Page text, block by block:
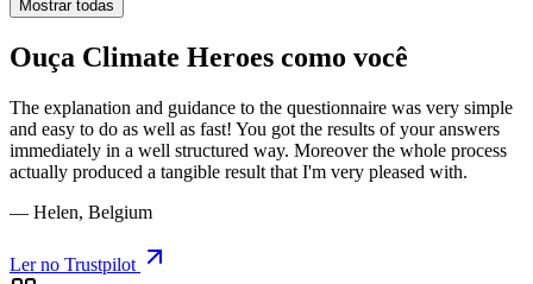
Mostrar todas
Ouça Climate Heroes como você
The explanation and guidance to the questionnaire was very simple
and easy to do as well as fast! You got the results of your answers
immediately in a well structured way. Moreover the whole process
actually produced a tangible result that I'm very pleased with.
— Helen, Belgium
Ler no Trustpilot